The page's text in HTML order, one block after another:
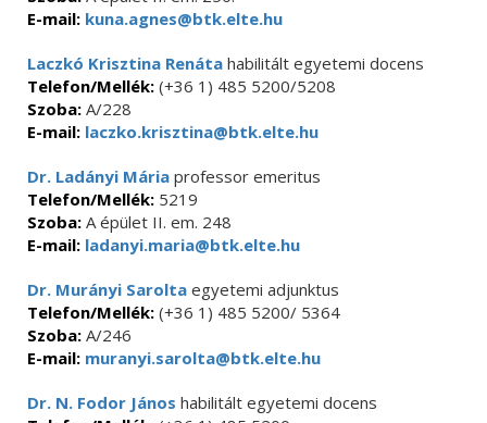
E-mail: kuna.agnes@btk.elte.hu
Laczkó Krisztina Renáta habilitált egyetemi docens
Telefon/Mellék: (+36 1) 485 5200/5208
Szoba: A/228
E-mail: laczko.krisztina@btk.elte.hu
Dr. Ladányi Mária professor emeritus
Telefon/Mellék: 5219
Szoba: A épület II. em. 248
E-mail: ladanyi.maria@btk.elte.hu
Dr. Murányi Sarolta egyetemi adjunktus
Telefon/Mellék: (+36 1) 485 5200/ 5364
Szoba: A/246
E-mail: muranyi.sarolta@btk.elte.hu
Dr. N. Fodor János habilitált egyetemi docens